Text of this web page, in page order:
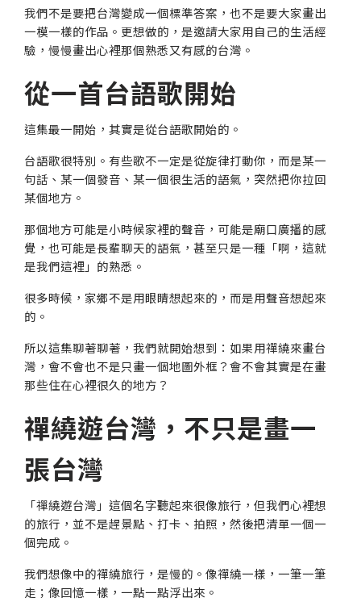
我們不是要把台灣變成一個標準答案，也不是要大家畫出
一模一樣的作品。更想做的，是邀請大家用自己的生活經
驗，慢慢畫出心裡那個熟悉又有感的台灣。
從一首台語歌開始
這集最一開始，其實是從台語歌開始的。
台語歌很特別。有些歌不一定是從旋律打動你，而是某一
句話、某一個發音、某一個很生活的語氣，突然把你拉回
某個地方。
那個地方可能是小時候家裡的聲音，可能是廟口廣播的感
覺，也可能是長輩聊天的語氣，甚至只是一種「啊，這就
是我們這裡」的熟悉。
很多時候，家鄉不是用眼睛想起來的，而是用聲音想起來
的。
所以這集聊著聊著，我們就開始想到：如果用禪繞來畫台
灣，會不會也不是只畫一個地圖外框？會不會其實是在畫
那些住在心裡很久的地方？
禪繞遊台灣，不只是畫一
張台灣
「禪繞遊台灣」這個名字聽起來很像旅行，但我們心裡想
的旅行，並不是趕景點、打卡、拍照，然後把清單一個一
個完成。
我們想像中的禪繞旅行，是慢的。像禪繞一樣，一筆一筆
走；像回憶一樣，一點一點浮出來。